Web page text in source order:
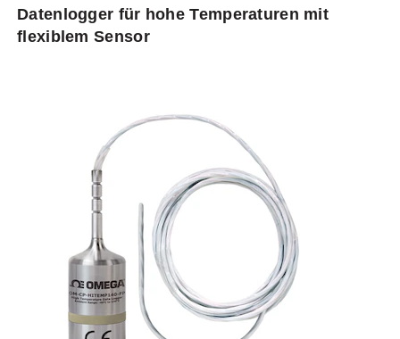
Datenlogger für hohe Temperaturen mit
flexiblem Sensor